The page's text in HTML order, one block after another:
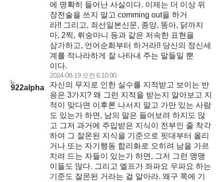
에 명확히 들어난 사실이다. 이제는 더 이상 위
장전술을 쓰지 말고 comming out을 하거
라!! 그리고, 죄선일본신문, 종양, 똥아, 닭까지
마, 2찍, 뤼숭마니 등과 같은 저속한 표현을
삼가하고, 언어순화부터 하거라!! 당신의 정신세
계를 적나라하게 잘 나타내 주는 말들일 뿐
이다.
2024-08-19 오전 6:10:00
922alpha
자신의 무지로 인한 실수를 지적받고 보이는 반
응은 3가지? 왜 그런 지적을 받는지 알아보고 지
적이 맞다면 이후론 나서지 말고 가만 있는 사람
도 있는가 하면, 남의 말은 들어보려 하지도 않
고 그저 과거에 주입받은 지식이 전부인 줄 착각
하여 그 잘몬된 지식을 기준으로 핏대부터 올리
거나 또는 자기행동 합리화로 오히려 남을 가르
치려 드는 자들이 있는가 하면, 그저 그런 맹맹
이들도 많다. 그리고 엘프가 좌파요 우파요 하는
기준도 잘몬된 거라는 걸 알아라. 왜구 쪽에 기